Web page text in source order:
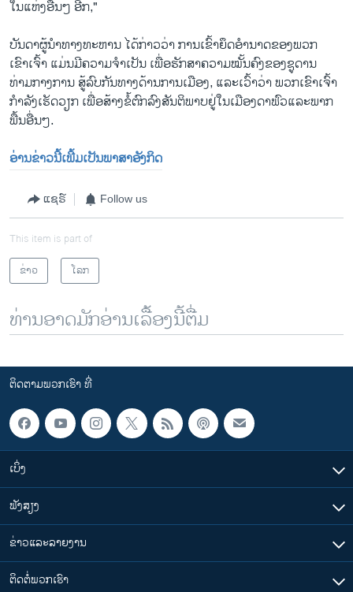
ໃນ​ແຫ່ງອື່ນໆ ອີກ,"
ບັນດາຜູ້ນຳ​ທາງທະຫານ ໄດ້ກ່າວວ່າ ການເຂົ້າຍຶດ​ອຳ​ນາດຂອງພວກ
ເຂົາເຈົ້າ ແມ່ນມີຄວາມຈຳເປັນ ເພື່ອຮັກສາຄວາມໝັ້ນຄົງຂອງຊູດານ
ທ່າມກາງການ ສູ້ລົບກັນທາງດ້ານການເມືອງ, ແລະເວົ້າ​ວ່າ ພວກເຂົາເຈົ້າ
ກຳລັງເຮັດວຽກ ເພື່ອສ້າງຂໍ້ຕົກລົງສັນຕິພາບຢູ່ໃນເມືອງດາ​ຟົວແລະພາກ
ພື້ນອື່ນໆ.
ອ່ານ​ຂ່າວນີ້​ເພີ້ມ​ເປັນ​ພາ​ສາ​ອັງ​ກິດ
ແຊຣ໌ Follow us
This item is part of
ຂ່າວ
ໂລກ
ທ່ານອາດມັກອ່ານເລື້ອງນີ້ຕື່ມ
ຕິດຕາມພວກເຮົາ ທີ່
ເບິ່ງ
ຟັງສຽງ
ຂ່າວແລະລາຍງານ
ຕິດຕໍ່ພວກເຮົາ